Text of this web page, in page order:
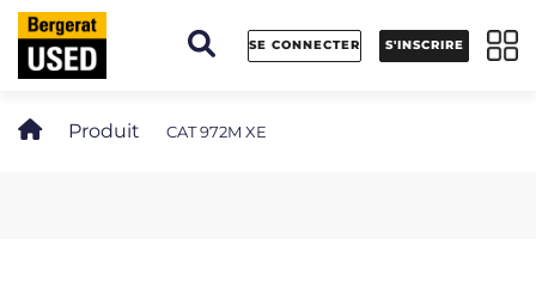
SE CONNECTER S'INSCRIRE
Produit CAT 972M XE
Panneau de gestion des cookies